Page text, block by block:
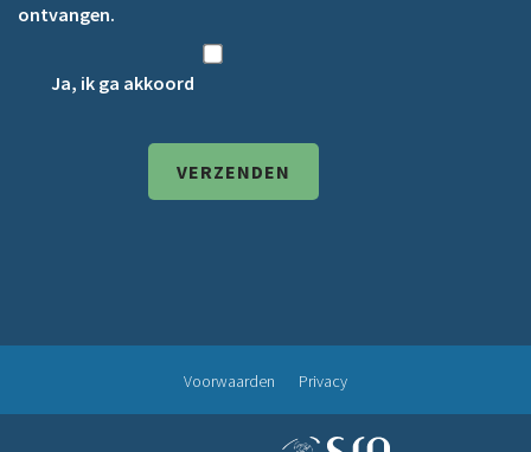
ontvangen.
Ja, ik ga akkoord
Voorwaarden Privacy